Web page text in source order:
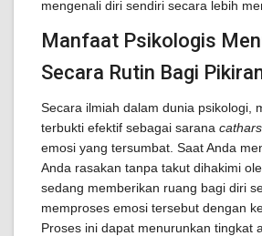
mengenali diri sendiri secara lebih
Manfaat Psikologis
Secara Rutin Bagi
Secara ilmiah dalam dunia psikologi,
terbukti efektif sebagai sarana
emosi yang tersumbat. Saat Anda
Anda rasakan tanpa takut dihakimi
sedang memberikan ruang bagi diri
memproses emosi tersebut dengan
Proses ini dapat menurunkan tingkat